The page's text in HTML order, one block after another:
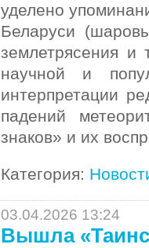
уделено
Беларуси
землетрясения
научной и
интерпретации
падений
знаков» и их
Категория:
03.04.2026 13:24
Вышла